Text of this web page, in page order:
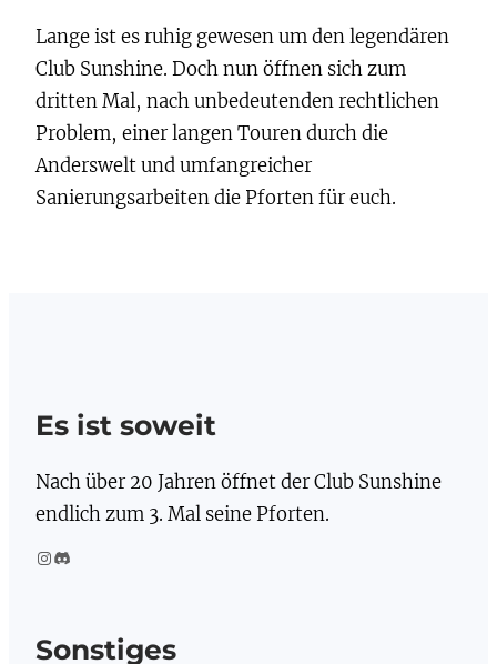
Lange ist es ruhig gewesen um den legendären
Club Sunshine. Doch nun öffnen sich zum
dritten Mal, nach unbedeutenden rechtlichen
Problem, einer langen Touren durch die
Anderswelt und umfangreicher
Sanierungsarbeiten die Pforten für euch.
Es ist soweit
Nach über 20 Jahren öffnet der Club Sunshine
endlich zum 3. Mal seine Pforten.
InstagramDiscord
Sonstiges